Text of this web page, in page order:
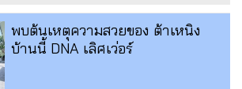
พบต้นเหตุความสวยของ ต้าเหนิง
บ้านนี้ DNA เลิศเว่อร์